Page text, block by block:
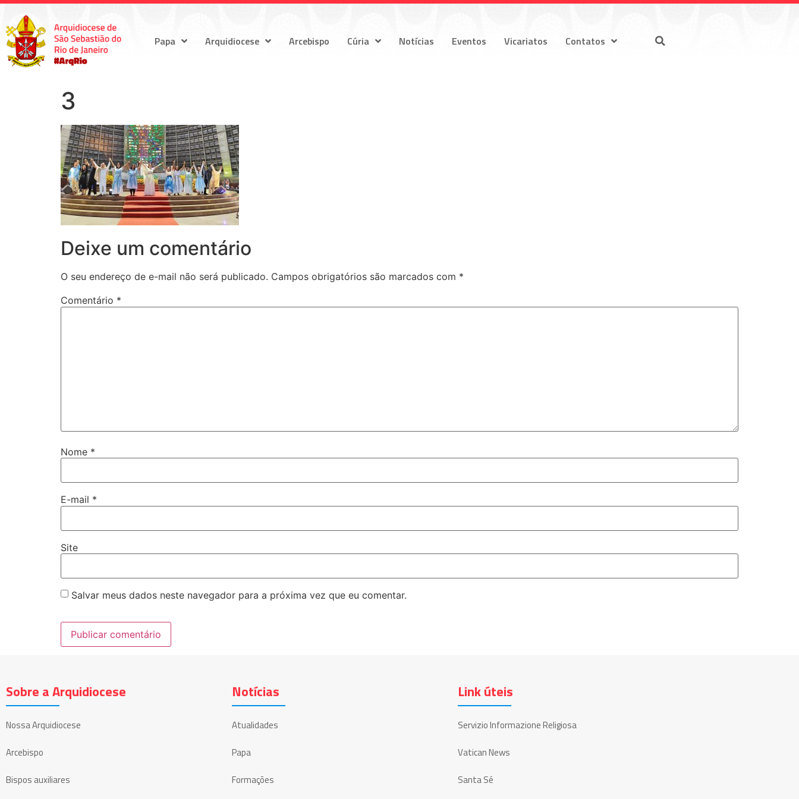
Papa Arquidiocese Arcebispo Cúria Notícias Eventos Vicariatos Contatos
3
Deixe um comentário
O seu endereço de e-mail não será publicado. Campos obrigatórios são marcados com *
Comentário *
Nome *
E-mail *
Site
Salvar meus dados neste navegador para a próxima vez que eu comentar.
Sobre a Arquidiocese
Nossa Arquidiocese
Arcebispo
Bispos auxiliares
Notícias
Atualidades
Papa
Formações
Link úteis
Servizio Informazione Religiosa
Vatican News
Santa Sé